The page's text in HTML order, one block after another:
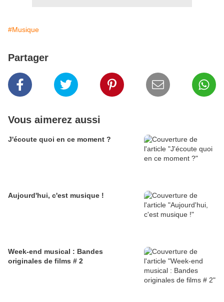
#Musique
Partager
Vous aimerez aussi
J'écoute quoi en ce moment ?
Aujourd'hui, c'est musique !
Week-end musical : Bandes
originales de films # 2